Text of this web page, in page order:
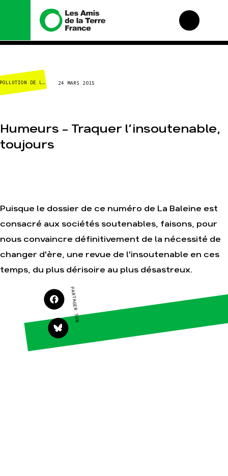
Nous connaître
Histoire
Valeurs
Équipes et
de la Terre
Mode : une tendance
Agir
Agir au quotidien
campagnes
Transmettre tout ou
patrimoine
Nos thématiques
Finance
Forêts
AGRICULTURE 24 MARS 2015
Humeurs – Traquer l’insoutenable,
toujours
Puisque le dossier de ce numéro de La Baleine est
consacré aux sociétés soutenables, faisons, pour
nous convaincre définitivement de la nécessité de
changer d'ère, une revue de l'insoutenable en ces
temps, du plus dérisoire au plus désastreux.
PARTAGER SUR